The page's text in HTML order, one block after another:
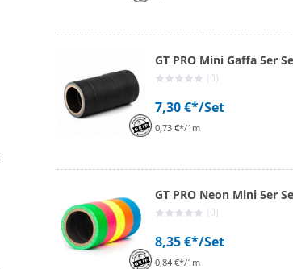
GT PRO Mini Gaffa 5er
(0)
7,30 €*/Set
0,73 €*/1m
GT PRO Neon Mini 5er
(0)
8,35 €*/Set
0,84 €*/1m